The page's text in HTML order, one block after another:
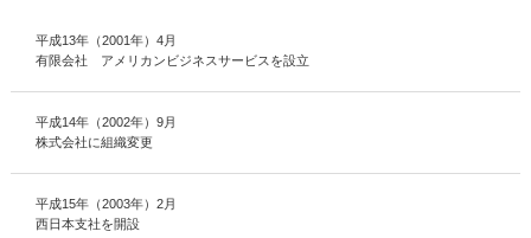
平成13年（2001年）4月
有限会社 アメリカンビジネスサービスを設立
平成14年（2002年）9月
株式会社に組織変更
平成15年（2003年）2月
西日本支社を開設